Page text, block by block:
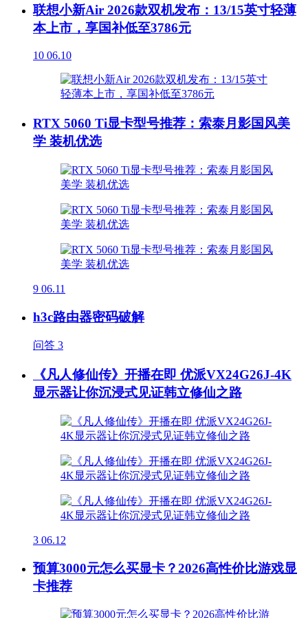
联想小新Air 2026款双机发布：13/15英寸轻薄
本上市，享国补低至3786元
10 06.10
RTX 5060 Ti显卡型号推荐：索泰月影国风美
学 装机优选
9 06.11
h3c路由器密码破解
问答 3
《凡人修仙传》开播在即 优派VX24G26J-4K
显示器让你沉浸式见证韩立修仙之路
3 06.12
预算3000元怎么买显卡？2026高性价比游戏显
卡推荐